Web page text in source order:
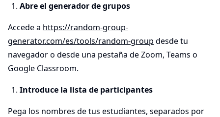
Abre el generador de grupos
Accede a https://random-group-
generator.com/es/tools/random-group desde tu
navegador o desde una pestaña de Zoom, Teams o
Google Classroom.
Introduce la lista de participantes
Pega los nombres de tus estudiantes, separados por